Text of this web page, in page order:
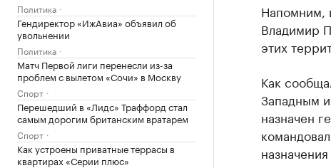
Политика
Гендиректор «ИжАвиа» объявил об
увольнении
Политика
Матч Первой лиги перенесли из-за
проблем с вылетом «Сочи» в Москву
Спорт
Перешедший в «Лидс» Траффорд стал
самым дорогим британским вратарем
Спорт
Как устроены приватные террасы в
квартирах «Серии плюс»
Напомним,
Владимир
этих
Как
Западным
назначен